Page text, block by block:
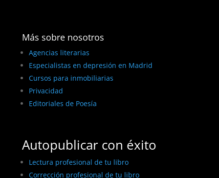
Más sobre nosotros
Agencias literarias
Especialistas en depresión en Madrid
Cursos para inmobiliarias
Privacidad
Editoriales de Poesía
Autopublicar con éxito
Lectura profesional de tu libro
Corrección profesional de tu libro